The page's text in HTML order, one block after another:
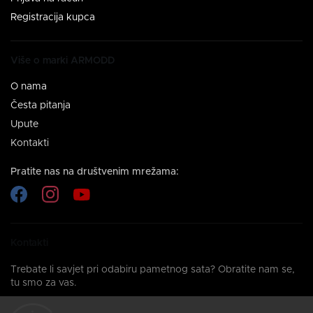
Registracija kupca
Više o marki ARMODD
O nama
Česta pitanja
Upute
Kontakti
Pratite nas na društvenim mrežama:
Trebate li savjet pri odabiru pametnog sata? Obratite nam se,
tu smo za vas.